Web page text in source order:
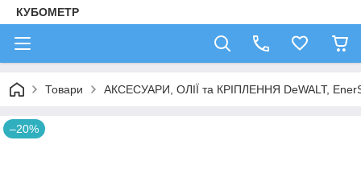
КУБОМЕТР
Товари АКСЕСУАРИ, ОЛІЇ та КРІПЛЕННЯ DeWALT,
–20%